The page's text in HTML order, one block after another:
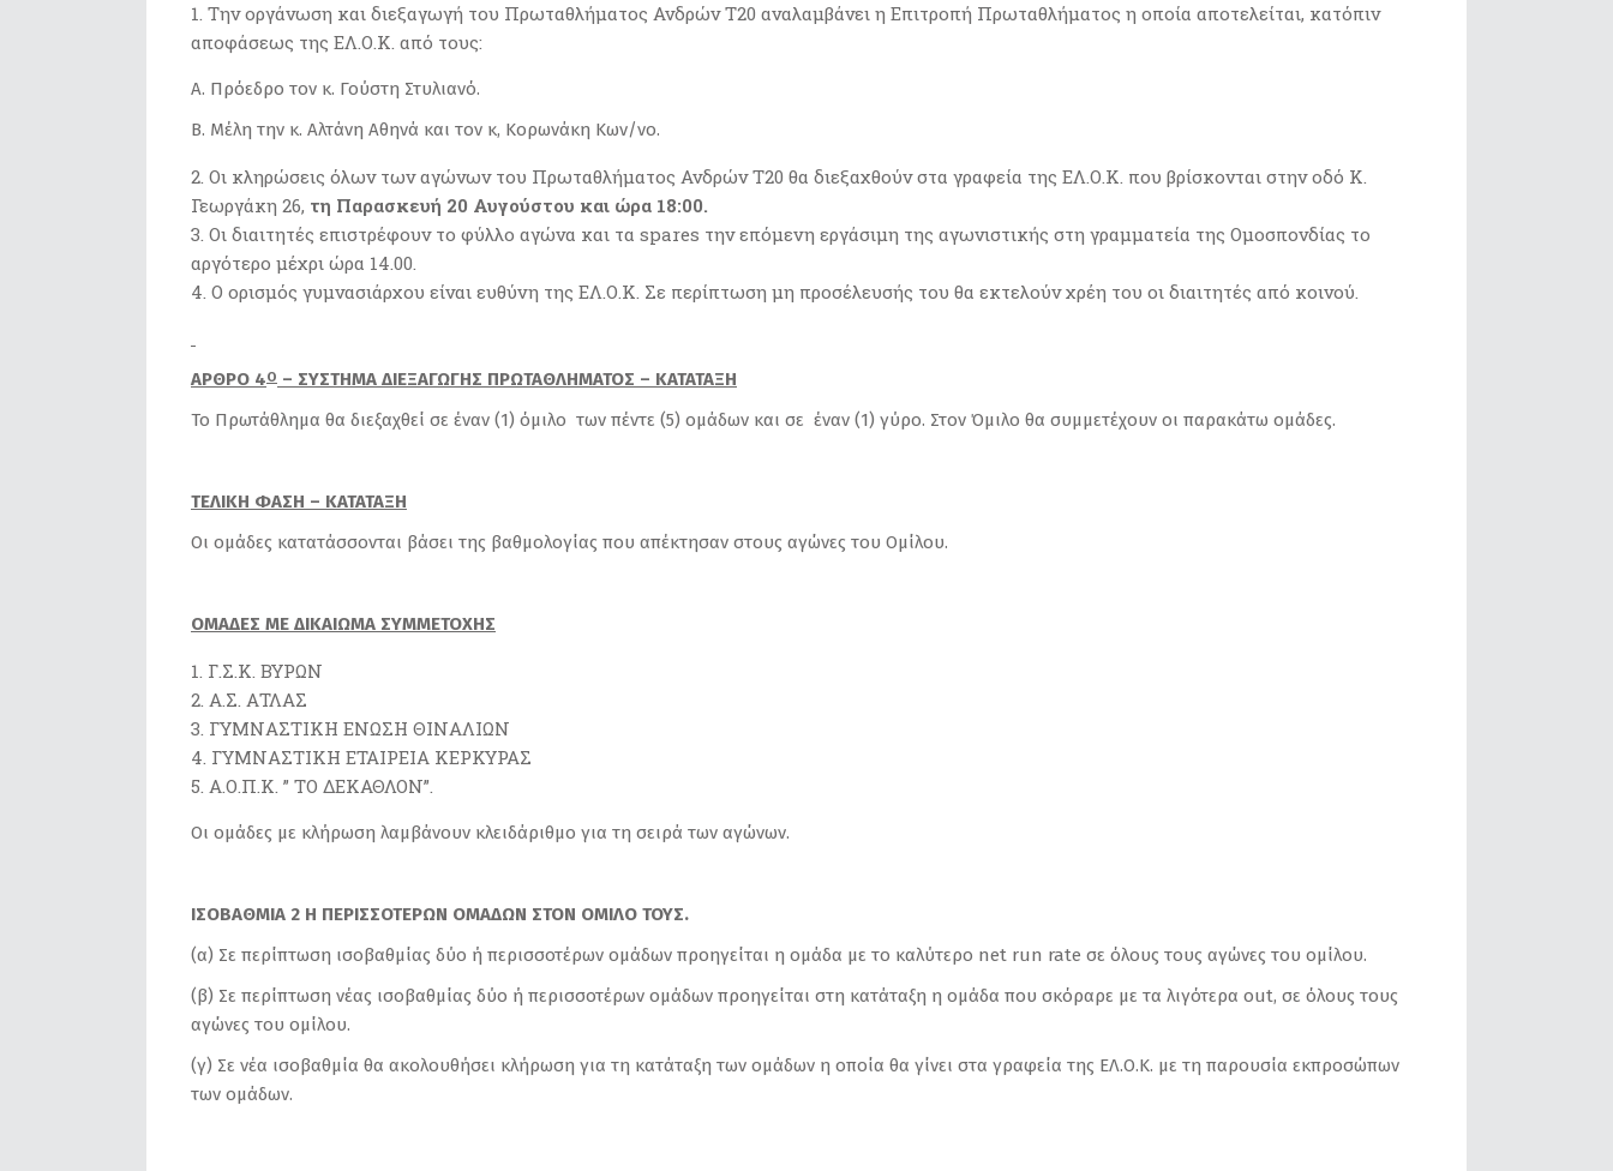
Την οργάνωση και διεξαγωγή του Πρωταθλήματος Ανδρών Τ20 αναλαμβάνει η Επιτροπή Πρωταθλήματος η οποία αποτελείται, κατόπιν
αποφάσεως της ΕΛ.Ο.Κ. από τους:
Α. Πρόεδρο τον κ. Γούστη Στυλιανό.
Β. Μέλη την κ. Αλτάνη Αθηνά και τον κ, Κορωνάκη Κων/νο.
Οι κληρώσεις όλων των αγώνων του Πρωταθλήματος Ανδρών Τ20 θα διεξαχθούν στα γραφεία της ΕΛ.Ο.Κ. που βρίσκονται στην οδό Κ.
Γεωργάκη 26, τη Παρασκευή 20 Αυγούστου και ώρα 18:00.
Οι διαιτητές επιστρέφουν το φύλλο αγώνα και τα spares την επόμενη εργάσιμη της αγωνιστικής στη γραμματεία της Ομοσπονδίας το
αργότερο μέχρι ώρα 14.00.
Ο ορισμός γυμνασιάρχου είναι ευθύνη της ΕΛ.Ο.Κ. Σε περίπτωση μη προσέλευσής του θα εκτελούν χρέη του οι διαιτητές από κοινού.
ΑΡΘΡΟ 4Ο – ΣΥΣΤΗΜΑ ΔΙΕΞΑΓΩΓΗΣ ΠΡΩΤΑΘΛΗΜΑΤΟΣ – ΚΑΤΑΤΑΞΗ
Το Πρωτάθλημα θα διεξαχθεί σε έναν (1) όμιλο των πέντε (5) ομάδων και σε έναν (1) γύρο. Στον Όμιλο θα συμμετέχουν οι παρακάτω ομάδες.
ΤΕΛΙΚΗ ΦΑΣΗ – ΚΑΤΑΤΑΞΗ
Οι ομάδες κατατάσσονται βάσει της βαθμολογίας που απέκτησαν στους αγώνες του Ομίλου.
ΟΜΑΔΕΣ ΜΕ ΔΙΚΑΙΩΜΑ ΣΥΜΜΕΤΟΧΗΣ
Γ.Σ.Κ. ΒΥΡΩΝ
Α.Σ. ΑΤΛΑΣ
ΓΥΜΝΑΣΤΙΚΗ ΕΝΩΣΗ ΘΙΝΑΛΙΩΝ
ΓΥΜΝΑΣΤΙΚΗ ΕΤΑΙΡΕΙΑ ΚΕΡΚΥΡΑΣ
Α.Ο.Π.Κ. ” ΤΟ ΔΕΚΑΘΛΟΝ”.
Οι ομάδες με κλήρωση λαμβάνουν κλειδάριθμο για τη σειρά των αγώνων.
ΙΣΟΒΑΘΜΙΑ 2 Η ΠΕΡΙΣΣΟΤΕΡΩΝ ΟΜΑΔΩΝ ΣΤΟΝ ΟΜΙΛΟ ΤΟΥΣ.
(α) Σε περίπτωση ισοβαθμίας δύο ή περισσοτέρων ομάδων προηγείται η ομάδα με το καλύτερο net run rate σε όλους τους αγώνες του ομίλου.
(β) Σε περίπτωση νέας ισοβαθμίας δύο ή περισσοτέρων ομάδων προηγείται στη κατάταξη η ομάδα που σκόραρε με τα λιγότερα out, σε όλους τους
αγώνες του ομίλου.
(γ) Σε νέα ισοβαθμία θα ακολουθήσει κλήρωση για τη κατάταξη των ομάδων η οποία θα γίνει στα γραφεία της ΕΛ.Ο.Κ. με τη παρουσία εκπροσώπων
των ομάδων.